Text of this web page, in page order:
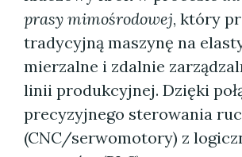
prasy mimośrodowej, który
tradycyjną maszynę na
mierzalne i zdalnie
linii produkcyjnej. Dzięki
precyzyjnego sterowania
(CNC/serwomotory) z